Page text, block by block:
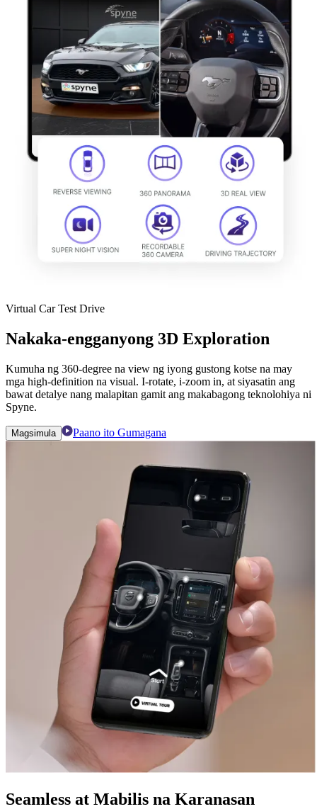
Virtual Car Test Drive
Nakaka-engganyong 3D Exploration
Kumuha ng 360-degree na view ng iyong gustong kotse na may
mga high-definition na visual. I-rotate, i-zoom in, at siyasatin ang
bawat detalye nang malapitan gamit ang makabagong teknolohiya ni
Spyne.
Magsimula Paano ito Gumagana
Seamless at Mabilis na Karanasan